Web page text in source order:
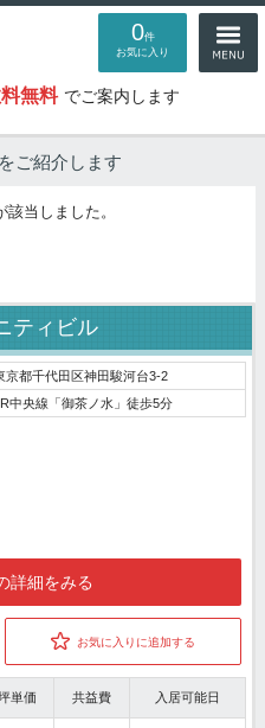
無料 でご案内します
0件
お気に入り
をご紹介します
該当しました。
ティビル
京都千代田区神田駿河台3-2
中央線「御茶ノ水」徒歩5分
詳細をみる
お気に入りに追加する
単価 共益費 入居可能日